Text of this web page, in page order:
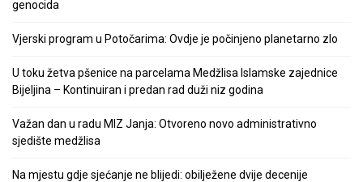
genocida
Vjerski program u Potočarima: Ovdje je počinjeno planetarno zlo
U toku žetva pšenice na parcelama Medžlisa Islamske zajednice
Bijeljina – Kontinuiran i predan rad duži niz godina
Važan dan u radu MIZ Janja: Otvoreno novo administrativno
sjedište medžlisa
Na mjestu gdje sjećanje ne blijedi: obilježene dvije decenije